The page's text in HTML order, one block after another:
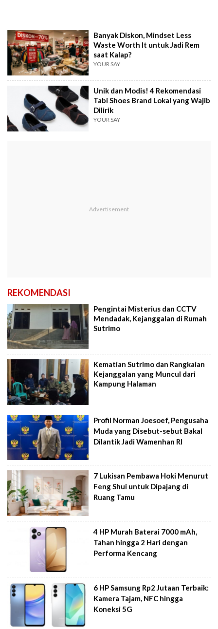
Banyak Diskon, Mindset Less
Waste Worth It untuk Jadi Rem
saat Kalap?
YOUR SAY
Unik dan Modis! 4 Rekomendasi
Tabi Shoes Brand Lokal yang Wajib
Dilirik
YOUR SAY
REKOMENDASI
Pengintai Misterius dan CCTV
Mendadak, Kejanggalan di Rumah
Sutrimo
Kematian Sutrimo dan Rangkaian
Kejanggalan yang Muncul dari
Kampung Halaman
Profil Norman Joesoef, Pengusaha
Muda yang Disebut-sebut Bakal
Dilantik Jadi Wamenhan RI
7 Lukisan Pembawa Hoki Menurut
Feng Shui untuk Dipajang di
Ruang Tamu
4 HP Murah Baterai 7000 mAh,
Tahan hingga 2 Hari dengan
Performa Kencang
6 HP Samsung Rp2 Jutaan Terbaik:
Kamera Tajam, NFC hingga
Koneksi 5G